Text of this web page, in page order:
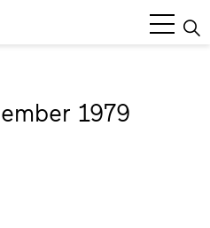
Main
Menu
1979